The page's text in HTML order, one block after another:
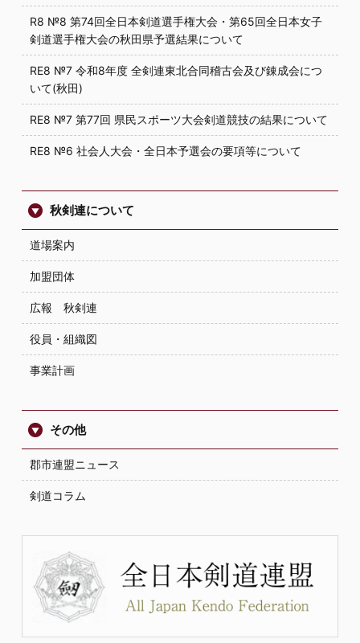
R8 №8 第74回全日本剣道選手権大会・第65回全日本女子
剣道選手権大会の秋田県予選結果について
RE8 №7 令和8年度 全剣連東北合同稽古会及び錬成会につ
いて(秋田)
RE8 №7 第77回 県民スポーツ大会剣道競技の結果について
RE8 №6 社会人大会・全日本予選会の要項等について
秋剣連について
道場案内
加盟団体
広報 秋剣連
役員・組織図
事業計画
その他
郡市連盟ニュース
剣道コラム